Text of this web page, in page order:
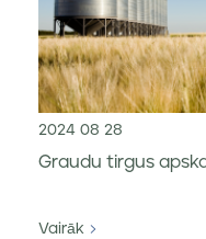
2024 08 28
Graudu tirgus
Vairāk